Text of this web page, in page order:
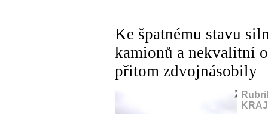
Ke špatnému stavu
kamionů a nekvalitní
přitom zdvojnásobily